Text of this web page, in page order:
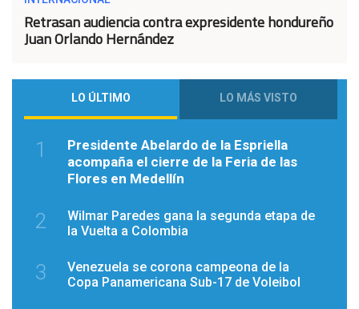
Retrasan audiencia contra expresidente hondureño
Juan Orlando Hernández
LO ÚLTIMO LO MÁS VISTO
1
Presidente Abelardo de la Espriella
acompaña el cierre de la Feria de las
Flores en Medellín
2
Wilmar Paredes gana la segunda etapa de
la Vuelta a Colombia
3
Venezuela se corona campeona de la
Copa Panamericana Sub-17 de Voleibol